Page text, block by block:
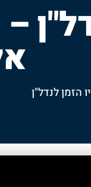
הזמן לנדל"ן